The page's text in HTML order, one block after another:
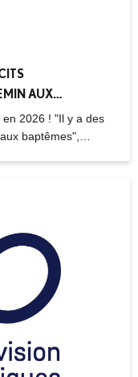
AUX
2026 ! "Il y a des
baptêmes",